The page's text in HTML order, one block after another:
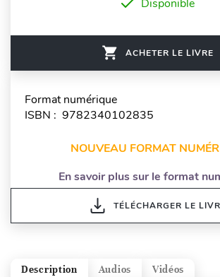
Disponible
ACHETER LE LIVRE
Format numérique
ISBN : 9782340102835
NOUVEAU FORMAT
En savoir plus sur le format
TÉLÉCHARGER LE
Vidéos
Audios
Description